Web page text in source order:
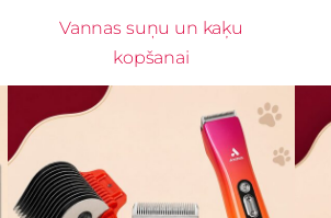
Vannas suņu un kaķu
kopšanai